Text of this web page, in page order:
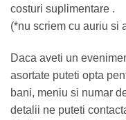
costuri suplimentare .
(*nu scriem cu auriu si
Daca aveti un
asortate puteti opta
bani, meniu si numar
detalii ne puteti